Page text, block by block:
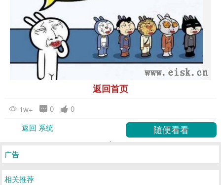
返回首页
1w+ 0
0
返回 系统
广告
相关推荐